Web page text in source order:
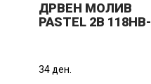
ДРВЕН МОЛИВ
PASTEL 2B 118HB-
34 ден.